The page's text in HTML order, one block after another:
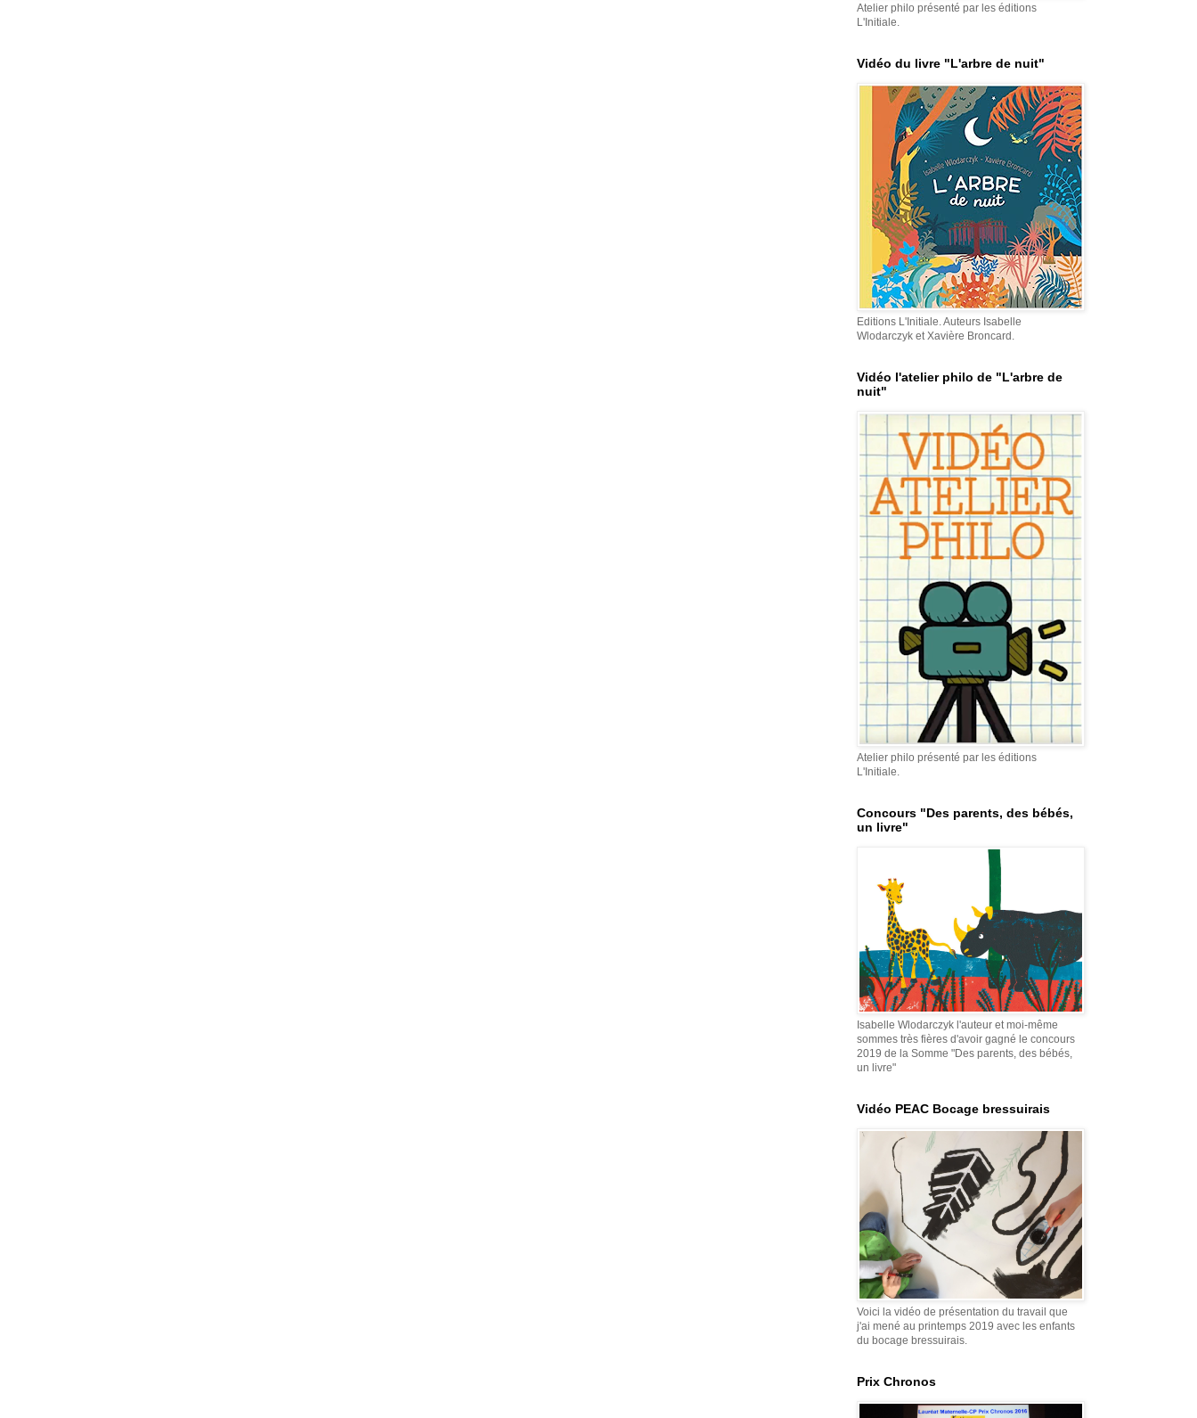
Atelier philo présenté par les éditions
L'Initiale.
Vidéo du livre "L'arbre de nuit"
Editions L'Initiale. Auteurs Isabelle
Wlodarczyk et Xavière Broncard.
Vidéo l'atelier philo de "L'arbre de
nuit"
Atelier philo présenté par les éditions
L'Initiale.
Concours "Des parents, des bébés,
un livre"
Isabelle Wlodarczyk l'auteur et moi-même
sommes très fières d'avoir gagné le concours
2019 de la Somme "Des parents, des bébés,
un livre"
Vidéo PEAC Bocage bressuirais
Voici la vidéo de présentation du travail que
j'ai mené au printemps 2019 avec les enfants
du bocage bressuirais.
Prix Chronos